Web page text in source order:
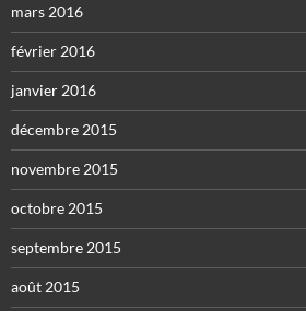
mars 2016
février 2016
janvier 2016
décembre 2015
novembre 2015
octobre 2015
septembre 2015
août 2015